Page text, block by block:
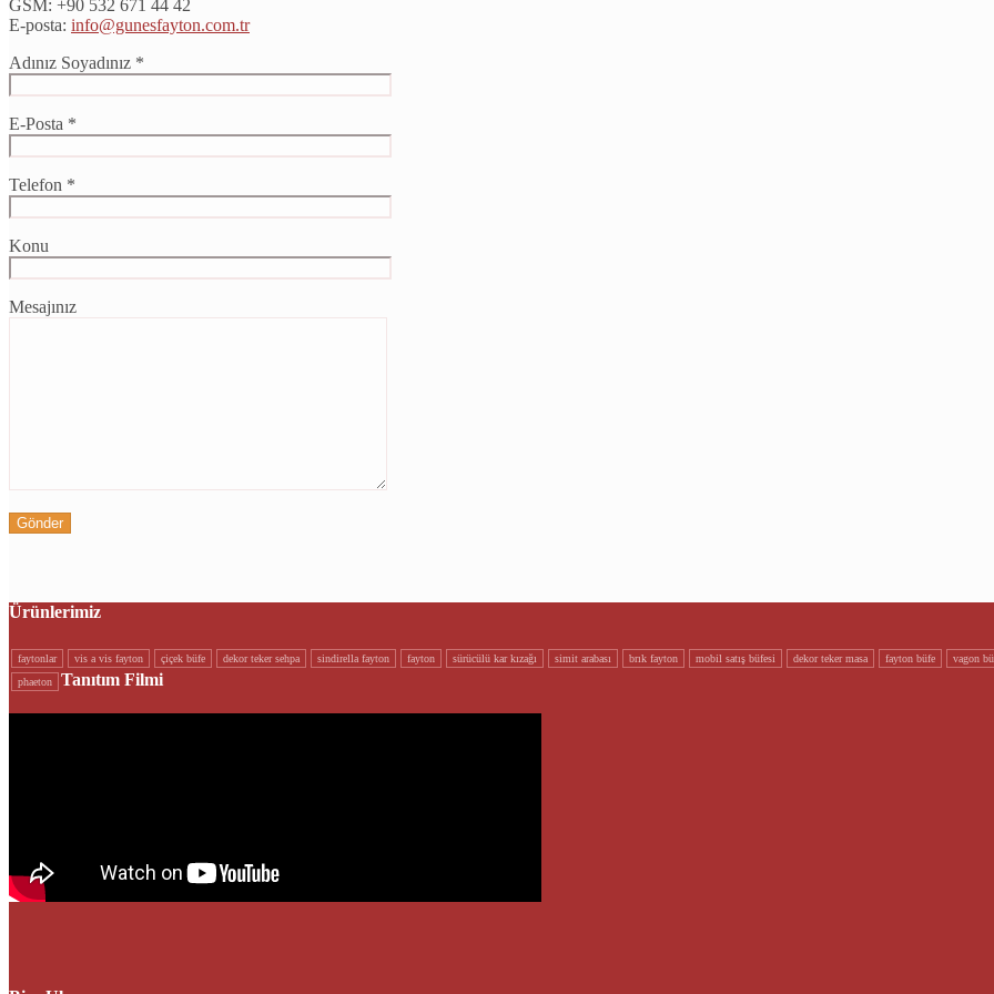
GSM: +90 532 671 44 42
E-posta: info@gunesfayton.com.tr
Adınız Soyadınız *
E-Posta *
Telefon *
Konu
Mesajınız
Ürünlerimiz
faytonlar vi̇s a vi̇s fayton çi̇çek büfe dekor teker sehpa si̇ndi̇rella fayton fayton sürücülü kar kizaği si̇mi̇t arabasi brik fayton mobi̇l satiş büfesi̇ dekor teker masa fayton büfe vagon
phaeton
Tanıtım Filmi